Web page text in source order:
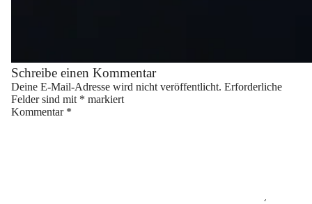
Schreibe einen Kommentar
Deine E-Mail-Adresse wird nicht veröffentlicht. Erforderliche
Felder sind mit * markiert
Kommentar *